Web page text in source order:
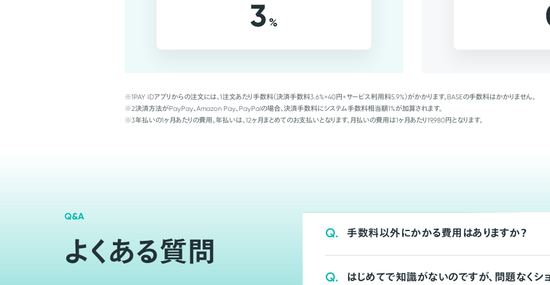
3 %
※1PAY IDアプリからの注文には、1注文あたり手数料（決済手数料3.6%+40円+サービス利用料5.9%）がかかります。BASEの手数料はかかりません。
※2決済方法がPayPay、Amazon Pay、PayPalの場合、決済手数料にシステム手数料相当額1%が加算されます。
※3年払いの1ヶ月あたりの費用。年払いは、12ヶ月まとめてのお支払いとなります。月払いの費用は1ヶ月あたり19,980円となります。
Q&A
よくある質問
Q. 手数料以外にかかる費用はありますか？
Q. はじめてで知識がないのですが、問題なくシ